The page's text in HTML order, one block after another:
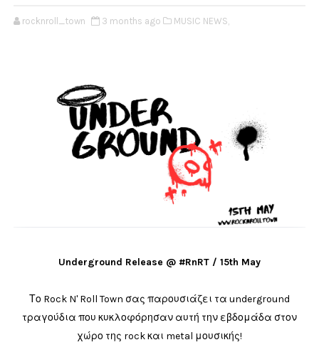
rocknroll_town 3 months ago MUSIC NEWS,
Underground Release @ #RnRT / 15th May
Το Rock N' Roll Town σας παρουσιάζει τα underground
τραγούδια που κυκλοφόρησαν αυτή την εβδομάδα στον
χώρο της rock και metal μουσικής!